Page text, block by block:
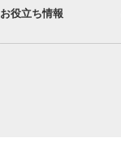
お役立ち情報